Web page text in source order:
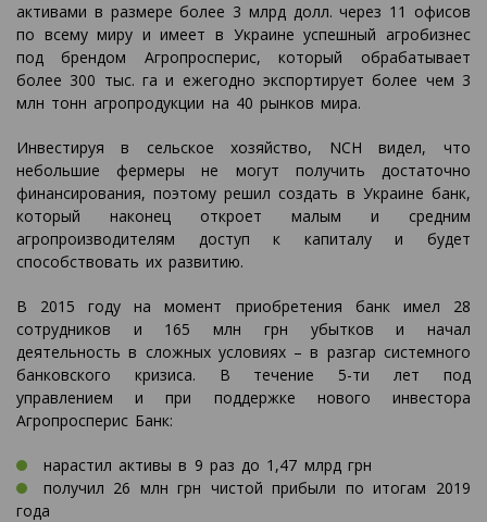
активами в размере более 3 млрд долл. через 11 офисов
по всему миру и имеет в Украине успешный агробизнес
под брендом Агропросперис, который обрабатывает
более 300 тыс. га и ежегодно экспортирует более чем 3
млн тонн агропродукции на 40 рынков мира.
Инвестируя в сельское хозяйство, NCH видел, что
небольшие фермеры не могут получить достаточно
финансирования, поэтому решил создать в Украине банк,
который наконец откроет малым и средним
агропроизводителям доступ к капиталу и будет
способствовать их развитию.
В 2015 году на момент приобретения банк имел 28
сотрудников и 165 млн грн убытков и начал
деятельность в сложных условиях – в разгар системного
банковского кризиса. В течение 5-ти лет под
управлением и при поддержке нового инвестора
Агропросперис Банк:
нарастил активы в 9 раз до 1,47 млрд грн
получил 26 млн грн чистой прибыли по итогам 2019
года